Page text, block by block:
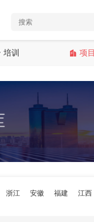
培训 项目
浙江 安徽 福建 江西